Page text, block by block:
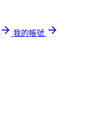
我的帳號